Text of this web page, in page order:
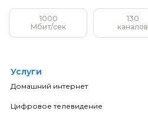
1000
Мбит/сек
130
каналов
Услуги
Домашний интернет
Цифровое телевидение